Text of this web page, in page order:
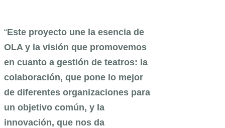
“Este proyecto une la esencia de
OLA y la visión que promovemos
en cuanto a gestión de teatros: la
colaboración, que pone lo mejor
de diferentes organizaciones para
un objetivo común, y la
innovación, que nos da